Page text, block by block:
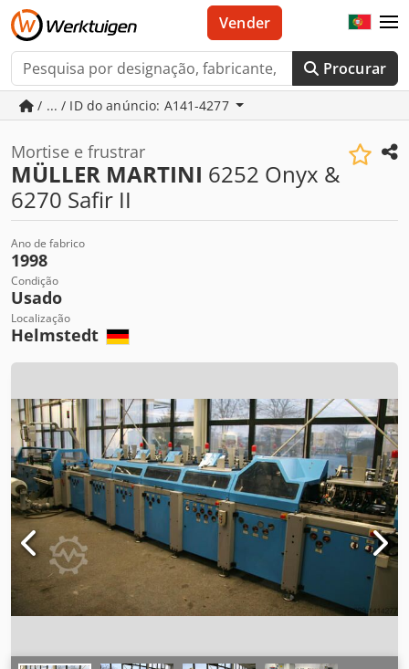
Procurar
Vender
/ ... / ID do anúncio: A141-4277
Mortise e frustrar
MÜLLER MARTINI 6252 Onyx &
6270 Safir II
Ano de fabrico
1998
Condição
Usado
Localização
Helmstedt